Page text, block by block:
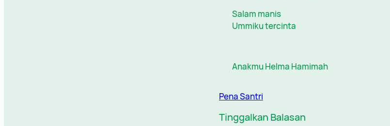
Salam manis
Ummiku tercinta
Anakmu Helma Hamimah
Pena Santri
Tinggalkan Balasan